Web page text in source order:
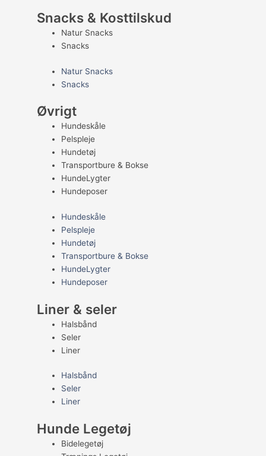
Snacks & Kosttilskud
Natur Snacks
Snacks
Natur Snacks
Snacks
Øvrigt
Hundeskåle
Pelspleje
Hundetøj
Transportbure & Bokse
HundeLygter
Hundeposer
Hundeskåle
Pelspleje
Hundetøj
Transportbure & Bokse
HundeLygter
Hundeposer
Liner & seler
Halsbånd
Seler
Liner
Halsbånd
Seler
Liner
Hunde Legetøj
Bidelegetøj